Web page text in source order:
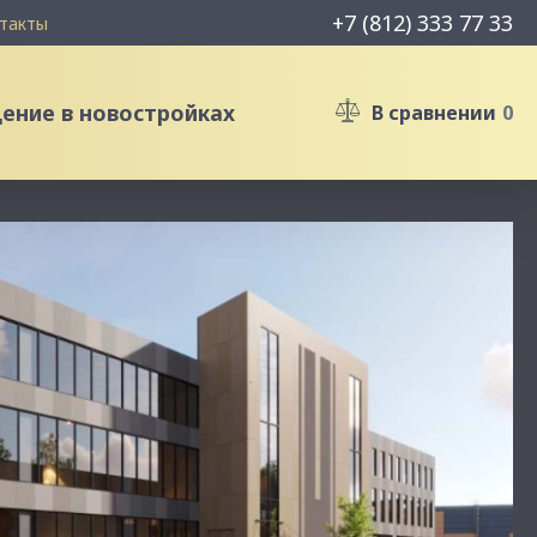
+7 (812) 333 77 33
в новостройках В сравнении 0